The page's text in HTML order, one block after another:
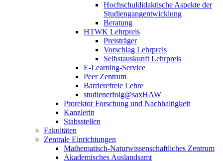
Hochschuldidaktische Aspekte der
Studiengangentwicklung
Beratung
HTWK Lehrpreis
Preisträger
Vorschlag Lehrpreis
Selbstauskunft Lehrpreis
E-Learning-Service
Peer Zentrum
Barrierefreie Lehre
studienerfolg@saxHAW
Prorektor Forschung und Nachhaltigkeit
Kanzlerin
Stabsstellen
Fakultäten
Zentrale Einrichtungen
Mathematisch-Naturwissenschaftliches Zentrum
Akademisches Auslandsamt